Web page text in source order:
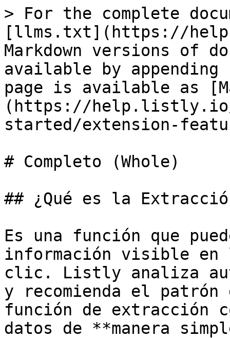
> For the complete
[llms.txt](https://
Markdown versions of
available by
page is available as
(https://help.listly.io/
started/extension-
# Completo (Whole)
## ¿Qué es la
Es una función que
información visible
clic. Listly analiza
y recomienda el
función de extracción
datos de **manera